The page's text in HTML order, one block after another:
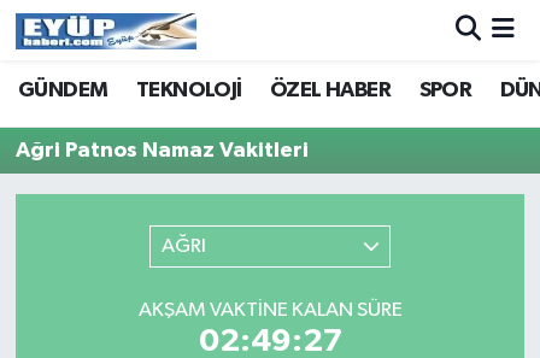
GÜNDEM TEKNOLOJİ ÖZEL HABER SPOR
Ağri Patnos Namaz Vakitleri
AĞRI
AKŞAM VAKTINE KALAN SÜRE
02:49:27